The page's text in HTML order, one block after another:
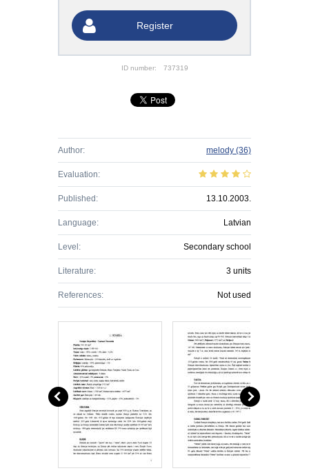
Register
ID number: 737319
Author: melody (36)
Evaluation:
Published: 13.10.2003.
Language: Latvian
Level: Secondary school
Literature: 3 units
References: Not used